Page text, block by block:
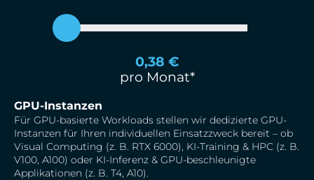
0,38 €
pro Monat*
GPU-Instanzen
Für GPU-basierte Workloads stellen wir dedizierte GPU-
Instanzen für Ihren individuellen Einsatzzweck bereit – ob
Visual Computing (z. B. RTX 6000), KI-Training & HPC (z. B.
V100, A100) oder KI-Inferenz & GPU-beschleunigte
Applikationen (z. B. T4, A10).